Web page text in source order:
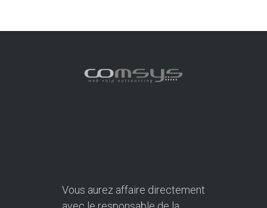
Vous aurez affaire directement